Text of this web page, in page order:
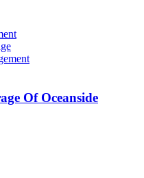
Of Oceanside